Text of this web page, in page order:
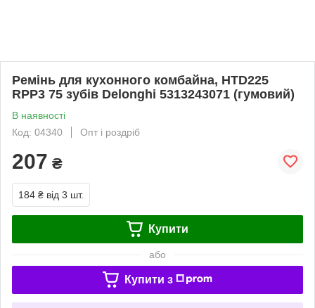
Ремінь для кухонного комбайна, HTD225
RPP3 75 зубів Delonghi 5313243071 (гумовий)
В наявності
Код: 04340
Опт і роздріб
207 ₴
184 ₴ від 3 шт.
Купити
або
Купити з